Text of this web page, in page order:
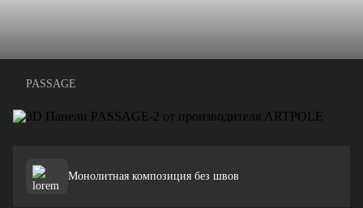
PASSAGE
Монолитная композиция без швов